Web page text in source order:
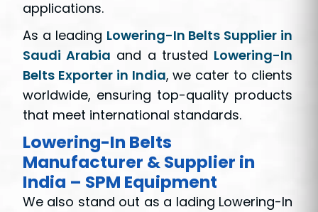
applications.
As a leading Lowering-In Belts Supplier in
Saudi Arabia and a trusted Lowering-In
Belts Exporter in India, we cater to clients
worldwide, ensuring top-quality products
that meet international standards.
Lowering-In Belts
Manufacturer & Supplier in
India – SPM Equipment
We also stand out as a lading Lowering-In